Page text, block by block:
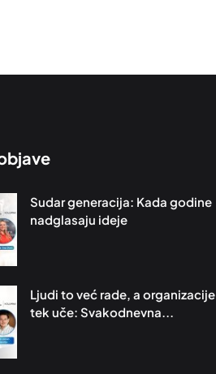
Sudar generacija: Kada godine
nadglasaju ideje
Ljudi to već rade, a organizacije
tek uče: Svakodnevna...